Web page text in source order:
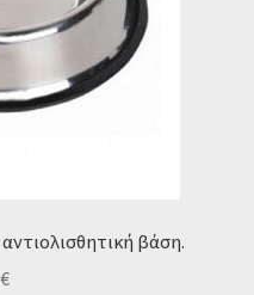
βάση.
€